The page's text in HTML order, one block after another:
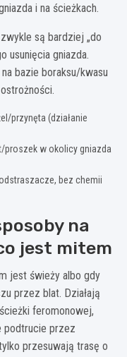
i na ścieżkach.
są bardziej „do
usunięcia gniazda.
bazie boraksu/kwasu
przynęta (działanie
proszek w okolicy gniazda
bez chemii
na
jest mitem
jest świeży albo gdy
przez blat. Działają
feromonowej,
podtrucie przez
przesuwają trasę o